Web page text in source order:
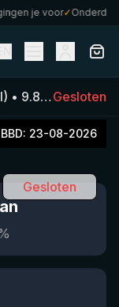
je voor✓Onderdeel
• 9.8%•Bock -
Gesloten
BBD: 23-08-2026
Gesloten